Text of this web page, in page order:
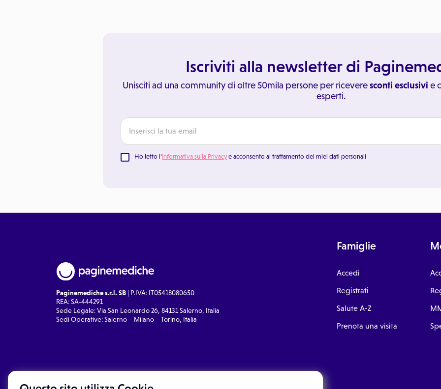
Iscriviti alla newsletter di
Unisciti ad una community di oltre 50mila persone per riceveresconti esclusivi e
esperti.
Ho letto l'Informativa sulla Privacy e acconsento al trattamento dei miei dati personali
Paginemediche s.r.l. SB | P.IVA: IT05418080650
REA: SA-444291
Sede Legale: Via San Leonardo 26, 84131 Salerno, Italia
Sedi Operative: Salerno – Milano – Torino, Italia
Famiglie
Accedi
Registrati
Salute A-Z
Prenota una visita